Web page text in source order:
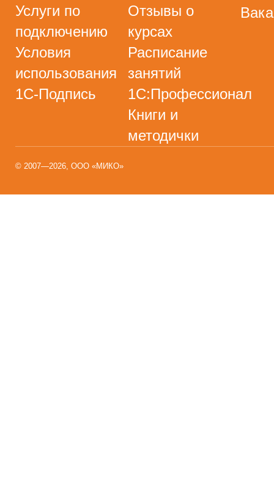
Услуги по
подключению
Условия
использования
1С-Подпись
Отзывы о
курсах
Расписание
занятий
1С:Профессионал
Книги и
методички
© 2007—2026, ООО «МИКО»